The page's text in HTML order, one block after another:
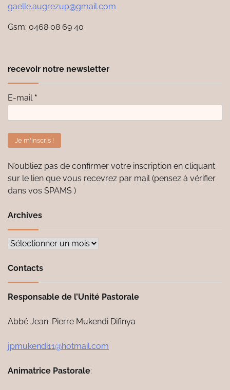
gaelle.augrezup@gmail.com
Gsm: 0468 08 69 40
recevoir notre newsletter
E-mail *
N’oubliez pas de confirmer votre inscription en cliquant
sur le lien que vous recevrez par mail (pensez à vérifier
dans vos SPAMS )
Archives
Archives
Contacts
Responsable de l’Unité Pastorale
Abbé Jean-Pierre Mukendi Difinya
jpmukendi11@hotmail.com
Animatrice Pastorale: